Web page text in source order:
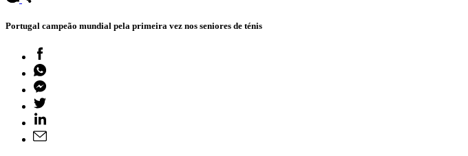
Portugal campeão mundial pela primeira vez nos seniores de ténis